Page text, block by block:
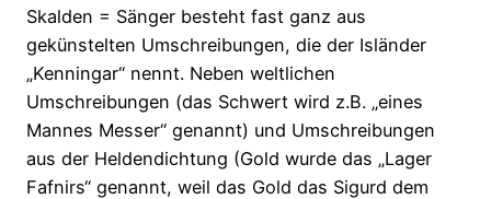
Skalden = Sänger besteht fast ganz aus
gekünstelten Umschreibungen, die der Isländer
„Kenningar“ nennt. Neben weltlichen
Umschreibungen (das Schwert wird z.B. „eines
Mannes Messer“ genannt) und Umschreibungen
aus der Heldendichtung (Gold wurde das „Lager
Fafnirs“ genannt, weil das Gold das Sigurd dem